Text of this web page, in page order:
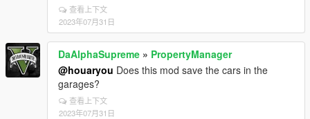
查看上下文
2023年07月31日
DaAlphaSupreme » PropertyManager
@houaryou Does this mod save the cars in the
garages?
查看上下文
2023年07月31日